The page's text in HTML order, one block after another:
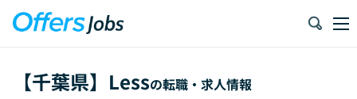
【千葉県】 Lessの転職・求人情報